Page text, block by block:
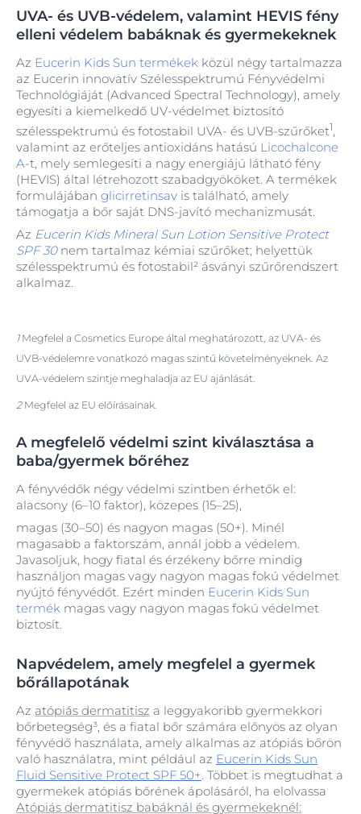
UVA- és UVB-védelem, valamint HEVIS fény
elleni védelem babáknak és gyermekeknek
Az Eucerin Kids Sun termékek közül négy tartalmazza
az Eucerin innovatív Szélesspektrumú Fényvédelmi
Technológiáját (Advanced Spectral Technology), amely
egyesíti a kiemelkedő UV-védelmet biztosító
szélesspektrumú és fotostabil UVA- és UVB-szűrőket1,
valamint az erőteljes antioxidáns hatású Licochalcone
A-t, mely semlegesíti a nagy energiájú látható fény
(HEVIS) által létrehozott szabadgyököket. A termékek
formulájában glicirretinsav is található, amely
támogatja a bőr saját DNS-javító mechanizmusát.
Az Eucerin Kids Mineral Sun Lotion Sensitive Protect
SPF 30nem tartalmaz kémiai szűrőket; helyettük
szélesspektrumú és fotostabil² ásványi szűrőrendszert
alkalmaz.
1 Megfelel a Cosmetics Europe által meghatározott, az UVA- és
UVB-védelemre vonatkozó magas szintű követelményeknek. Az
UVA-védelem szintje meghaladja az EU ajánlását.
2 Megfelel az EU előírásainak.
A megfelelő védelmi szint kiválasztása a
baba/gyermek bőréhez
A fényvédők négy védelmi szintben érhetők el:
alacsony (6–10 faktor), közepes (15–25),
magas (30–50) és nagyon magas (50+). Minél
magasabb a faktorszám, annál jobb a védelem.
Javasoljuk, hogy fiatal és érzékeny bőrre mindig
használjon magas vagy nagyon magas fokú védelmet
nyújtó fényvédőt. Ezért minden Eucerin Kids Sun
termék magas vagy nagyon magas fokú védelmet
biztosít.
Napvédelem, amely megfelel a gyermek
bőrállapotának
Az atópiás dermatitisz a leggyakoribb gyermekkori
bőrbetegség³, és a fiatal bőr számára előnyös az olyan
fényvédő használata, amely alkalmas az atópiás bőrön
való használatra, mint például az Eucerin Kids Sun
Fluid Sensitive Protect SPF 50+. Többet is megtudhat a
gyermekek atópiás bőrének ápolásáról, ha elolvassa
Atópiás dermatitisz babáknál és gyermekeknél: